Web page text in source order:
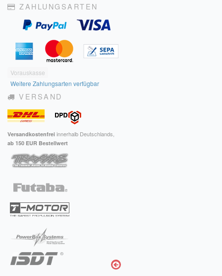
ZAHLUNGSARTEN
Vorauskasse
Weitere Zahlungsarten verfügbar
VERSAND
Versandkostenfrei innerhalb Deutschlands,
ab 150 EUR Bestellwert